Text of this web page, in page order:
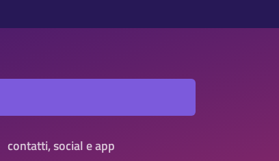
contatti, social e app